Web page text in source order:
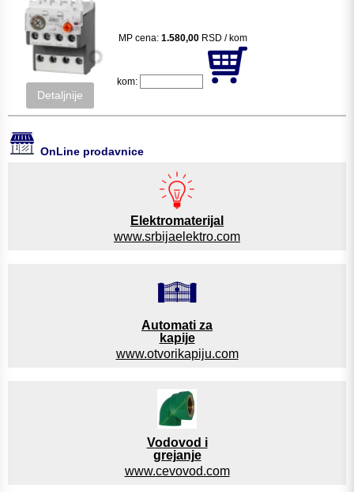
Detaljnije
MP cena: 1.580,00 RSD / kom
kom:
OnLine prodavnice
Elektromaterijal
www.srbijaelektro.com
Automati za
kapije
www.otvorikapiju.com
Vodovod i
grejanje
www.cevovod.com